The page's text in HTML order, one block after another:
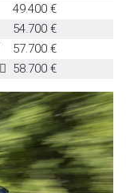
49.400 €
54.700 €
57.700 €
58.700 €